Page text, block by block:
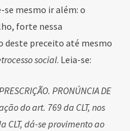
se mesmo ir além: o
forte nessa
deste preceito até mesmo
social. Leia-se:
PRONÚNCIA DE
do art. 769 da CLT, nos
CLT, dá-se provimento ao